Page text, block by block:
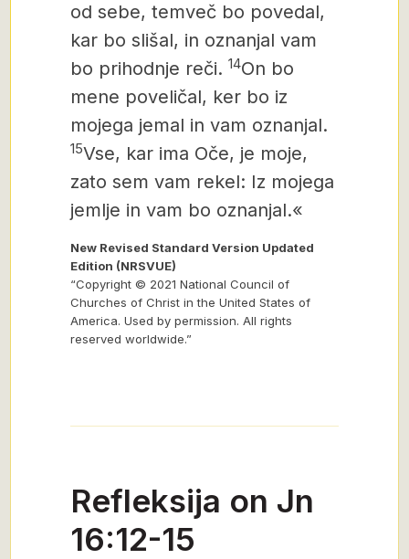
od sebe, temveč bo povedal,
kar bo slišal, in oznanjal vam
bo prihodnje reči. 14On bo
mene poveličal, ker bo iz
mojega jemal in vam oznanjal.
15Vse, kar ima Oče, je moje,
zato sem vam rekel: Iz mojega
jemlje in vam bo oznanjal.«
New Revised Standard Version Updated
Edition (NRSVUE)
“Copyright © 2021 National Council of
Churches of Christ in the United States of
America. Used by permission. All rights
reserved worldwide.”
Refleksija on Jn
16:12-15